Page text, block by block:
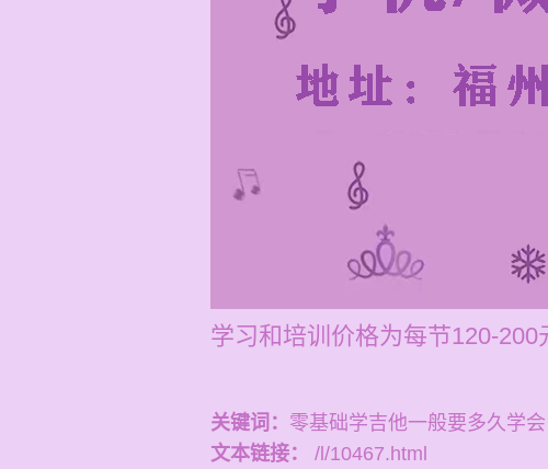
学习和培训价格为每节120-
关键词： 零基础学吉他一般要多久学会
文本链接：
/l/10467.html